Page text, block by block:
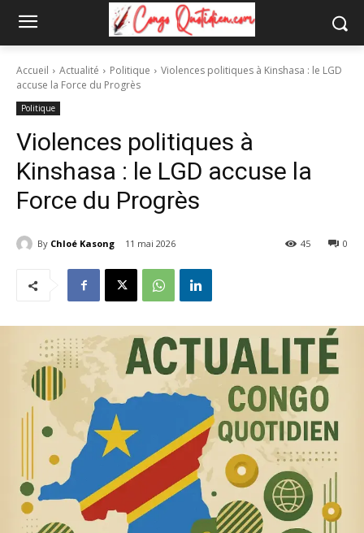
Accueil Actualité Politique
Violences politiques à Kinshasa : le LGD
accuse la Force du Progrès
Politique
Violences politiques à
Kinshasa : le LGD accuse la
Force du Progrès
By Chloé Kasong 11 mai 2026 0
45